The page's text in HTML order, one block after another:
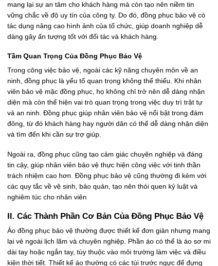
mang lại sự an tâm cho khách hàng mà còn tạo nên niềm tin
vững chắc về độ uy tín của công ty. Do đó, đồng phục bảo vệ có
tác dụng nâng cao hình ảnh của tổ chức, giúp doanh nghiệp dễ
dàng gây ấn tượng tốt với đối tác và khách hàng.
Tầm Quan Trọng Của Đồng Phục Bảo Vệ
Trong công việc bảo vệ, ngoài các kỹ năng chuyên môn về an
ninh, đồng phục là yếu tố quan trọng không thể thiếu. Khi nhân
viên bảo vệ mặc đồng phục, họ không chỉ trở nên dễ dàng nhận
diện mà còn thể hiện vai trò quan trọng trong việc duy trì trật tự
và an ninh. Đồng phục giúp nhân viên bảo vệ nổi bật trong đám
đông, từ đó khách hàng hay người dân có thể dễ dàng nhận diện
và tìm đến khi cần sự trợ giúp.
Ngoài ra, đồng phục cũng tạo cảm giác chuyên nghiệp và đáng
tin cậy, giúp nhân viên bảo vệ thực hiện công việc với tinh thần
trách nhiệm cao hơn. Đồng phục bảo vệ cũng thường đi kèm với
các quy tắc về vệ sinh, bảo quản, tạo nên thói quen kỷ luật và
nghiêm túc cho nhân viên
II. Các Thành Phần Cơ Bản Của Đồng Phục Bảo Vệ
Áo đồng phục bảo vệ thường được thiết kế đơn giản nhưng mang
lại vẻ ngoài lịch lãm và chuyên nghiệp. Phần áo có thể là áo sơ mi
dài tay hoặc ngắn tay, tùy thuộc vào môi trường làm việc và điều
kiện thời tiết. Thiết kế áo thường có các túi trước ngực để đựng